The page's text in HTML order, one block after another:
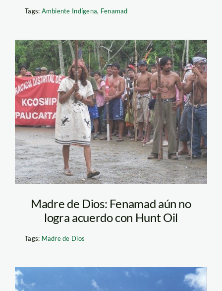
Tags: Ambiente Indígena, Fenamad
hunt-oil-salvacion-4
Madre de Dios: Fenamad aún no
logra acuerdo con Hunt Oil
Tags: Madre de Dios